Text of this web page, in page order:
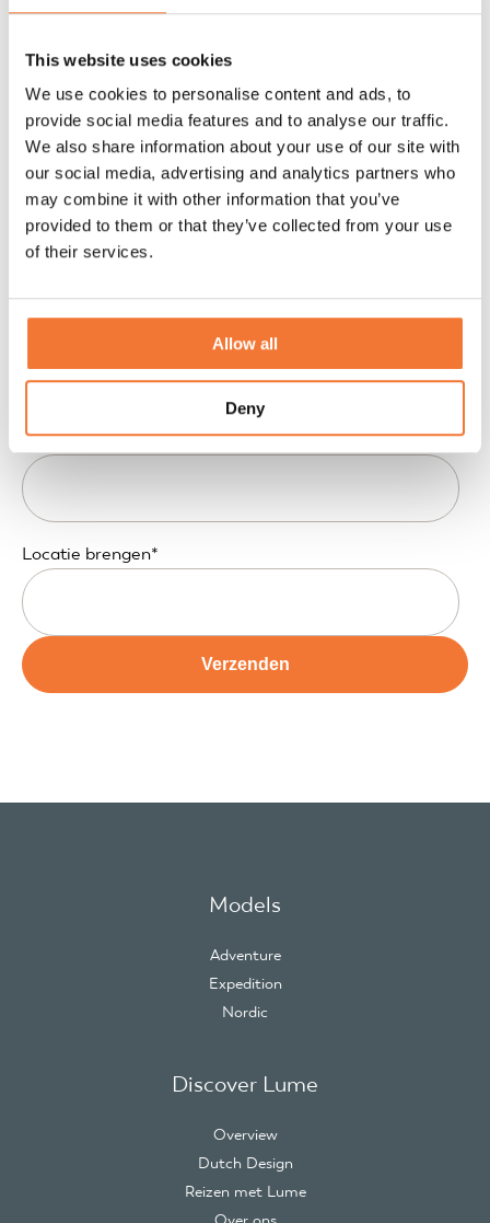
This website uses cookies
We use cookies to personalise content and ads, to
provide social media features and to analyse our traffic.
We also share information about your use of our site with
our social media, advertising and analytics partners who
may combine it with other information that you’ve
provided to them or that they’ve collected from your use
of their services.
Allow all
Deny
Haal- en brengservice
Locatie ophalen*
Locatie brengen*
Models
Adventure
Expedition
Nordic
Discover Lume
Overview
Dutch Design
Reizen met Lume